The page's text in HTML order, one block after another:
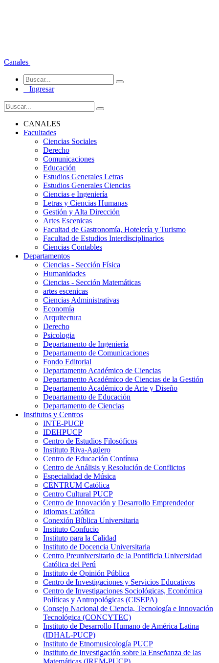
Canales
Ingresar
CANALES
Facultades
Ciencias Sociales
Derecho
Comunicaciones
Educación
Estudios Generales Letras
Estudios Generales Ciencias
Ciencias e Ingeniería
Letras y Ciencias Humanas
Gestión y Alta Dirección
Artes Escenicas
Facultad de Gastronomía, Hotelería y Turismo
Facultad de Estudios Interdisciplinarios
Ciencias Contables
Departamentos
Ciencias - Sección Física
Humanidades
Ciencias - Sección Matemáticas
artes escenicas
Ciencias Administrativas
Economía
Arquitectura
Derecho
Psicologia
Departamento de Ingeniería
Departamento de Comunicaciones
Fondo Editorial
Departamento Académico de Ciencias
Departamento Académico de Ciencias de la Gestión
Departamento Académico de Arte y Diseño
Departamento de Educación
Departamento de Ciencias
Institutos y Centros
INTE-PUCP
IDEHPUCP
Centro de Estudios Filosóficos
Instituto Riva-Agüero
Centro de Educación Contínua
Centro de Análisis y Resolución de Conflictos
Especialidad de Música
CENTRUM Católica
Centro Cultural PUCP
Centro de Innovación y Desarrollo Emprendedor
Idiomas Católica
Conexión Bíblica Universitaria
Instituto Confucio
Instituto para la Calidad
Instituto de Docencia Universitaria
Centro Preuniversitario de la Pontificia Universidad
Católica del Perú
Instituto de Opinión Pública
Centro de Investigaciones y Servicios Educativos
Centro de Investigaciones Sociológicas, Económica
Políticas y Antropológicas (CISEPA)
Consejo Nacional de Ciencia, Tecnología e Innovación
Tecnológica (CONCYTEC)
Instituto de Desarrollo Humano de América Latina
(IDHAL-PUCP)
Instituto de Etnomusicología PUCP
Instituto de Investigación sobre la Enseñanza de las
Matemáticas (IREM-PUCP)